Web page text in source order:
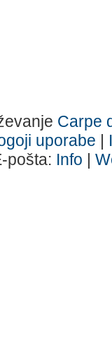
Carpe
uporabe |
pošta: Info |